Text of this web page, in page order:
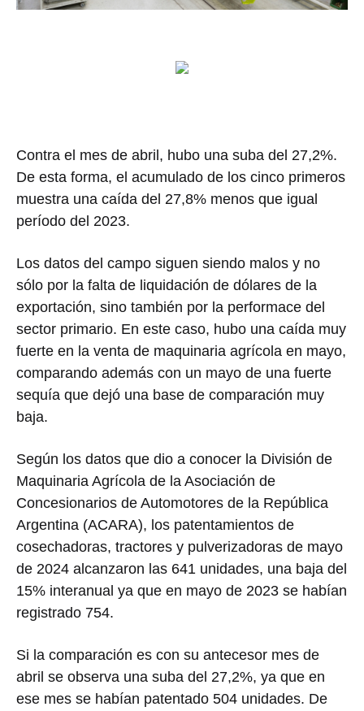
Contra el mes de abril, hubo una suba del 27,2%.
De esta forma, el acumulado de los cinco primeros
muestra una caída del 27,8% menos que igual
período del 2023.
Los datos del campo siguen siendo malos y no
sólo por la falta de liquidación de dólares de la
exportación, sino también por la performace del
sector primario. En este caso, hubo una caída muy
fuerte en la venta de maquinaria agrícola en mayo,
comparando además con un mayo de una fuerte
sequía que dejó una base de comparación muy
baja.
Según los datos que dio a conocer la División de
Maquinaria Agrícola de la Asociación de
Concesionarios de Automotores de la República
Argentina (ACARA), los patentamientos de
cosechadoras, tractores y pulverizadoras de mayo
de 2024 alcanzaron las 641 unidades, una baja del
15% interanual ya que en mayo de 2023 se habían
registrado 754.
Si la comparación es con su antecesor mes de
abril se observa una suba del 27,2%, ya que en
ese mes se habían patentado 504 unidades. De